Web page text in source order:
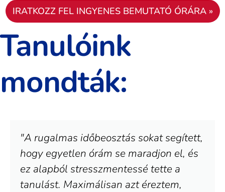
IRATKOZZ FEL INGYENES BEMUTATÓ ÓRÁRA »
Tanulóink
mondták:
"A rugalmas időbeosztás sokat segített,
hogy egyetlen órám se maradjon el, és
ez alapból stresszmentessé tette a
tanulást. Maximálisan azt éreztem,